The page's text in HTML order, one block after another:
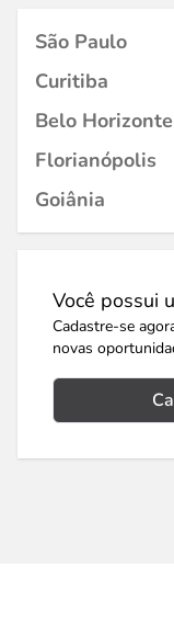
São Paulo
Curitiba
Belo Horizonte
Florianópolis
Goiânia
Você possui
Cadastre-se
novas